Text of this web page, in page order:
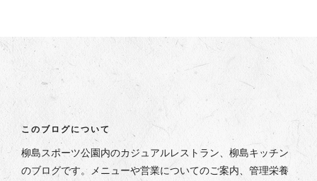
このブログについて
柳島スポーツ公園内のカジュアルレストラン、柳島キッチン
のブログです。メニューや営業についてのご案内、管理栄養